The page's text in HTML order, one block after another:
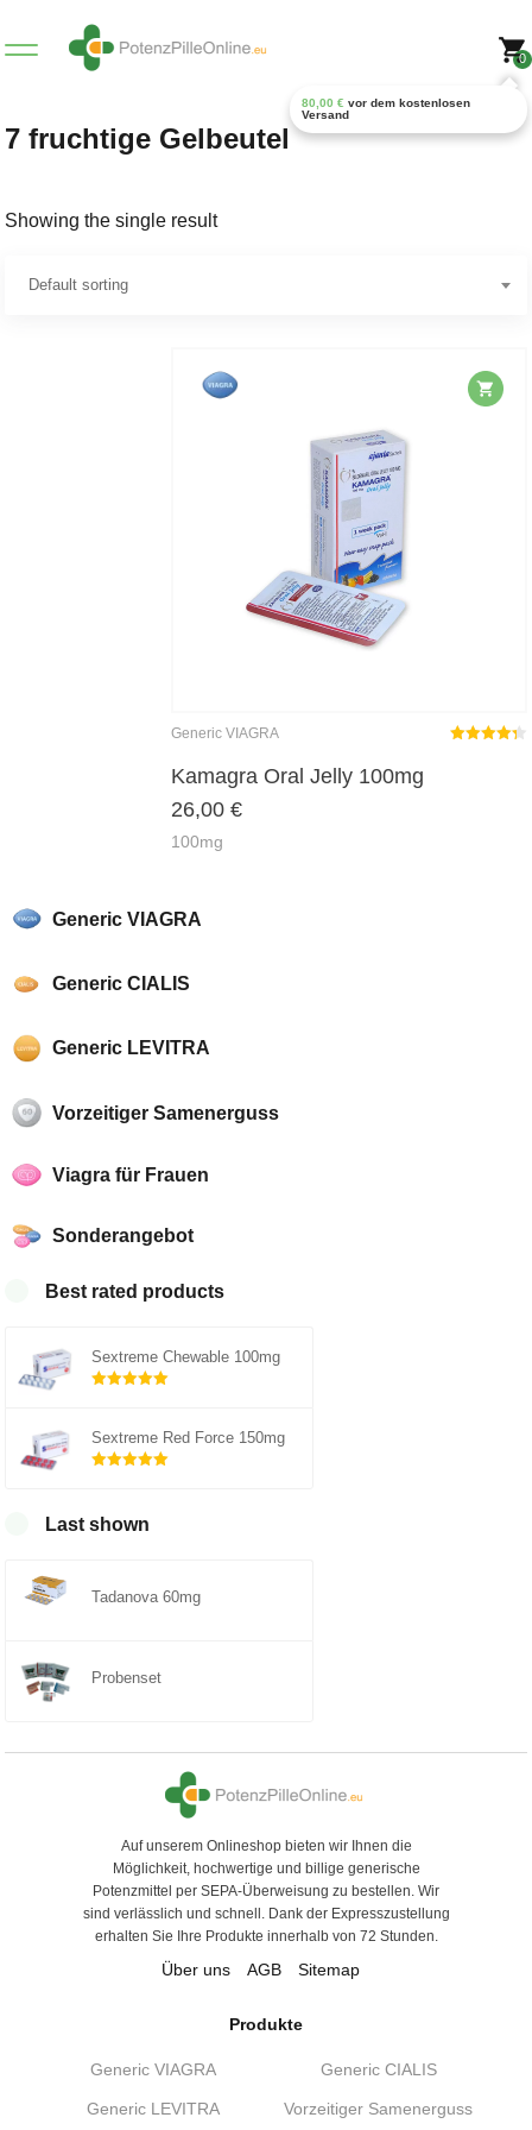
0
80,00 € vor dem kostenlosen
Versand
Generic VIAGRA
Generic CIALIS
Generic LEVITRA
Vorzeitiger Samenerguss
Viagra für Frauen
Sonderangebot
Best rated products
Sextreme Chewable 100mg
Sextreme Red Force 150mg
Last shown
Tadanova 60mg
Probenset
7 fruchtige Gelbeutel
Showing the single result
Default sorting
Generic VIAGRA
Kamagra Oral Jelly 100mg
26,00 €
100mg
Auf unserem Onlineshop bieten wir Ihnen die
Möglichkeit, hochwertige und billige generische
Potenzmittel per SEPA-Überweisung zu bestellen. Wir
sind verlässlich und schnell. Dank der Expresszustellung
erhalten Sie Ihre Produkte innerhalb von 72 Stunden.
Über uns AGB Sitemap
Produkte
Generic VIAGRA Generic CIALIS
Generic LEVITRA Vorzeitiger Samenerguss